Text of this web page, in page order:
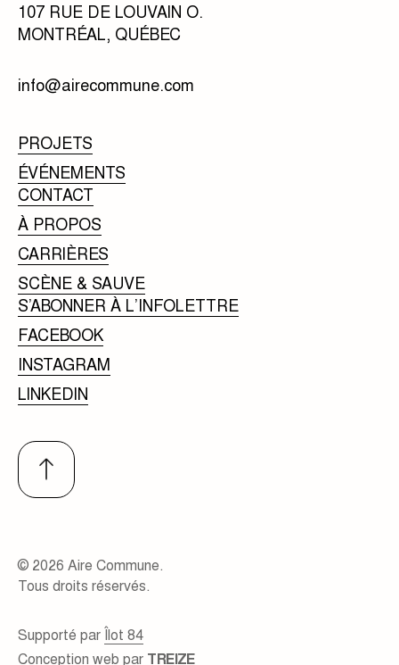
107 RUE DE LOUVAIN O.
MONTRÉAL, QUÉBEC
info@airecommune.com
PROJETS
ÉVÉNEMENTS
CONTACT
À PROPOS
CARRIÈRES
SCÈNE & SAUVE
S’ABONNER À L’INFOLETTRE
FACEBOOK
INSTAGRAM
LINKEDIN
© 2026 Aire Commune.
Tous droits réservés.
Supporté parÎlot 84
Conception web par TREIZE